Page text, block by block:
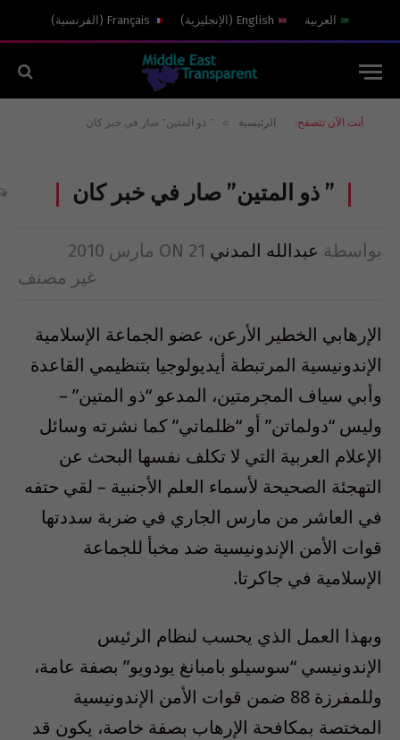
العربية English
( الإنجليزية)
Français
( الفرنسية)
أنت الآن تتصفح: الرئيسية » ” ذو المتين” صار في خبر كان
” ذو المتين” صار في خبر كان
بواسطة عبدالله المدني ON 21 مارس 2010
غير مصنف
الإرهابي الخطير الأرعن، عضو الجماعة الإسلامية
الإندونيسية المرتبطة أيديولوجيا بتنظيمي القاعدة
وأبي سياف المجرمتين، المدعو “ذو المتين” –
وليس “دولماتن” أو “ظلماتي” كما نشرته وسائل
الإعلام العربية التي لا تكلف نفسها البحث عن
التهجئة الصحيحة لأسماء العلم الأجنبية – لقي حتفه
في العاشر من مارس الجاري في ضربة سددتها
قوات الأمن الإندونيسية ضد مخبأ للجماعة
الإسلامية في جاكرتا.
وبهذا العمل الذي يحسب لنظام الرئيس
الإندونيسي “سوسيلو بامبانغ يودويو” بصفة عامة،
وللمفرزة 88 ضمن قوات الأمن الإندونيسية
المختصة بمكافحة الإرهاب بصفة خاصة، يكون قد